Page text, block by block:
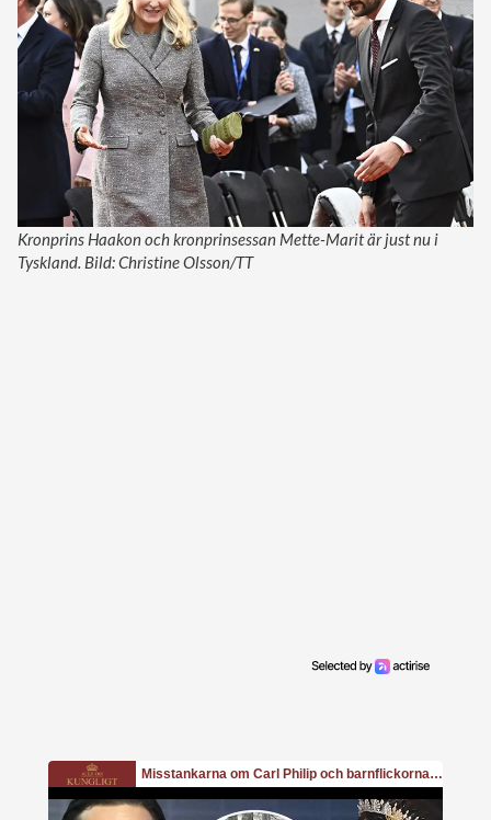
Kronprins Haakon och kronprinsessan Mette-Marit är just nu i
Tyskland. Bild: Christine Olsson/TT